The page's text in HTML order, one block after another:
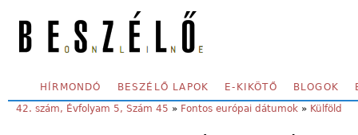
SECONDARY MENU
HÍRMONDÓ BESZÉLŐ LAPOK E-KIKÖTŐ BLOGOK
YOU ARE HERE:
42. szám, Évfolyam 5, Szám 45 » Fontos európai dátumok » Külföld